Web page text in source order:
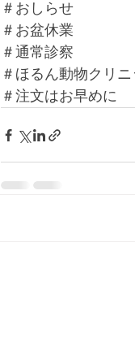
＃おしらせ
＃お盆休業
＃通常診察
＃ほるん動物クリ
＃注文はお早めに